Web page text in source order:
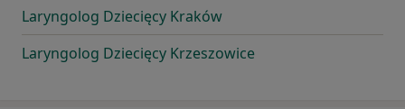
Laryngolog Dziecięcy Kraków
Laryngolog Dziecięcy Krzeszowice